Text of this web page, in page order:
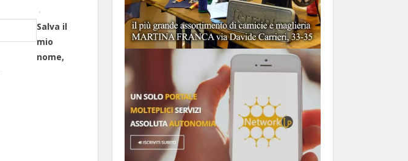
Salva il
mio
nome,